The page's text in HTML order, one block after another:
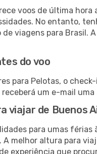
voos de última hora
No entanto,
viagens para Brasil.
do voo
para Pelotas, o
receberá um e-mail
viajar de Buenos
para umas
melhor altura para
experiência que